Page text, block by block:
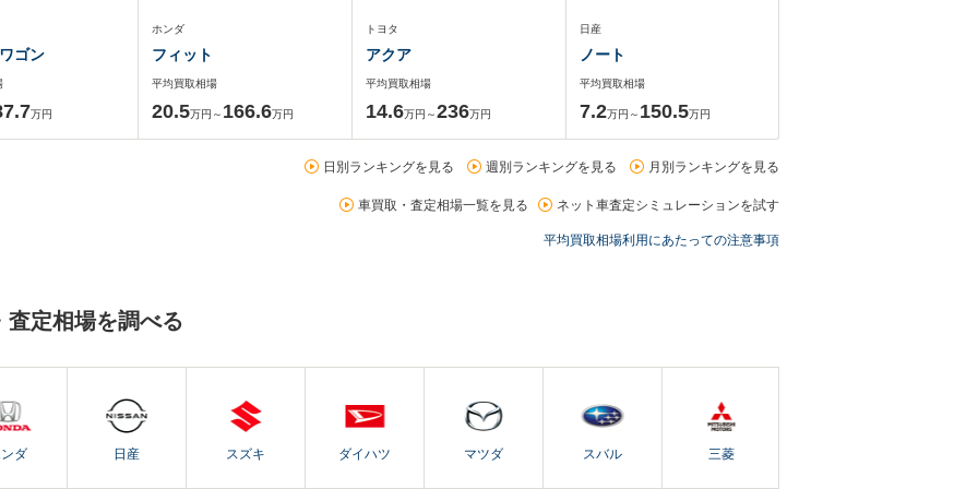
ゴン
万円
ホンダ
フィット
平均買取相場
20.5万円～ 166.6万円
トヨタ
アクア
平均買取相場
14.6万円～236万円
日産
ノート
平均買取相場
7.2万円～ 150.5万円
日別ランキングを見る 週別ランキングを見る 月別ランキングを見る
車買取・査定相場一覧を見る ネット車査定シミュレーションを試す
平均買取相場利用にあたっての注意事項
定相場を調べる
ダ 日産 スズキ ダイハツ マツダ スバル 三菱